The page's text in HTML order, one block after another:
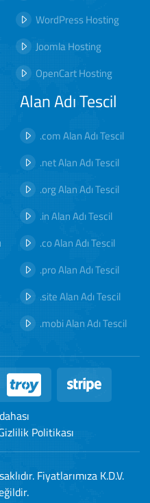
WordPress Hosting
Joomla Hosting
OpenCart Hosting
Alan Adı Tescil
.com Alan Adı Tescil
.net Alan Adı Tescil
.org Alan Adı Tescil
.in Alan Adı Tescil
.co Alan Adı Tescil
.pro Alan Adı Tescil
.site Alan Adı Tescil
.mobi Alan Adı Tescil
Politikası
Fiyatlarımıza K.D.V.